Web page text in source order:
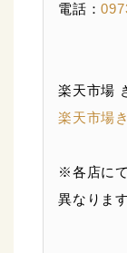
電話：
楽天市場
楽天市場
※各店に
異なりま